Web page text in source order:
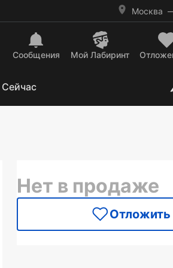
Москва
Сообщения Mой Лабиринт
Нет в продаже
Отложить